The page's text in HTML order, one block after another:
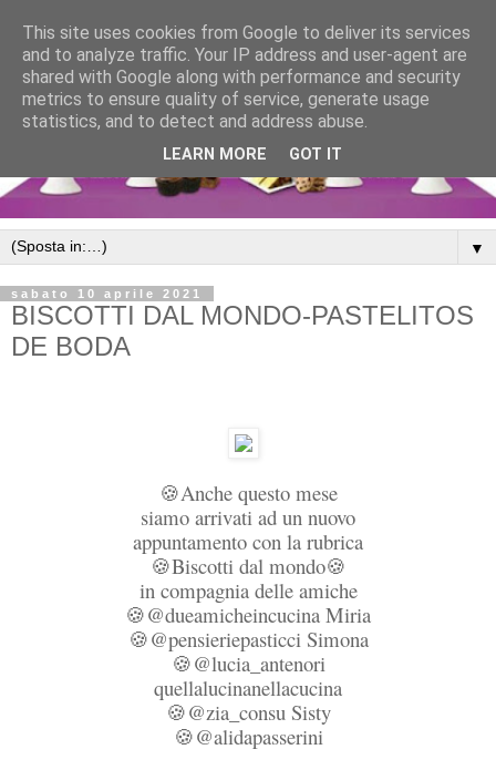
▼
sabato 10 aprile 2021
BISCOTTI DAL MONDO-PASTELITOS
DE BODA
🍪Anche questo mese
siamo arrivati ad un nuovo
appuntamento con la rubrica
🍪Biscotti dal mondo🍪
in compagnia delle amiche
🍪@dueamicheincucina Miria
🍪@pensieriepasticci Simona
🍪@lucia_antenori
quellalucinanellacucina
🍪@zia_consu Sisty
🍪@alidapasserini
This site uses cookies from Google to deliver its services
and to analyze traffic. Your IP address and user-agent are
shared with Google along with performance and security
metrics to ensure quality of service, generate usage
statistics, and to detect and address abuse.
LEARN MORE GOT IT